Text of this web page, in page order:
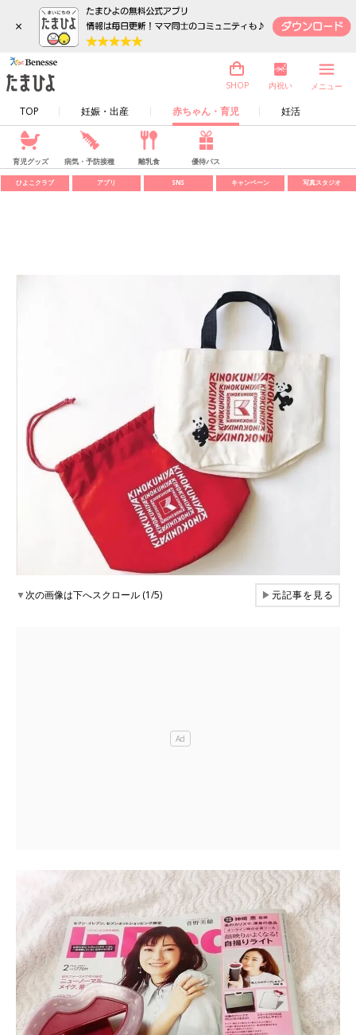
×
TOP 妊娠・出産 赤ちゃん・育児 妊活
SHOP 内祝い メニュー
育児グッズ 病気・予防接種 離乳食 優待パス
ひよこクラブ アプリ SNS キャンペーン 写真スタジオ
▼次の画像は下へスクロール (1/5) ▶元記事を見る